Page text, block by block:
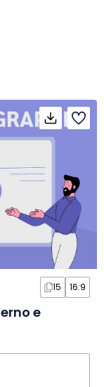
15 16:9
e